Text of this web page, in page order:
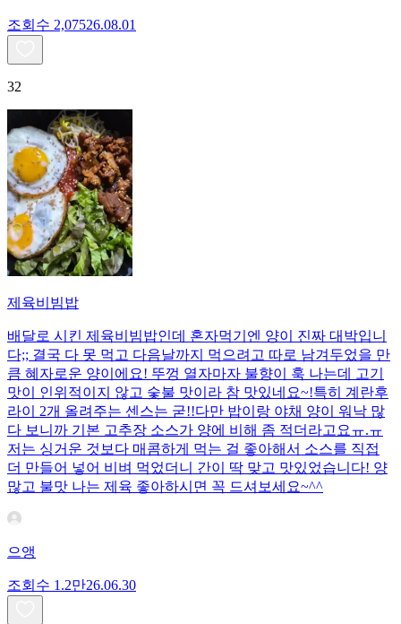
조회수 2,07526.08.01
32
제육비빔밥
배달로 시킨 제육비빔밥인데 혼자먹기엔 양이 진짜 대박입니
다;; 결국 다 못 먹고 다음날까지 먹으려고 따로 남겨두었을 만
큼 혜자로운 양이에요! 뚜껑 열자마자 불향이 훅 나는데 고기
맛이 인위적이지 않고 숯불 맛이라 참 맛있네요~!특히 계란후
라이 2개 올려주는 센스는 굳!! ​다만 밥이랑 야채 양이 워낙 많
다 보니까 기본 고추장 소스가 양에 비해 좀 적더라고요ㅠ.ㅠ
저는 싱거운 것보다 매콤하게 먹는 걸 좋아해서 소스를 직접
더 만들어 넣어 비벼 먹었더니 간이 딱 맞고 맛있었습니다! 양
많고 불맛 나는 제육 좋아하시면 꼭 드셔보세요~^^
으앵
조회수 1.2만26.06.30